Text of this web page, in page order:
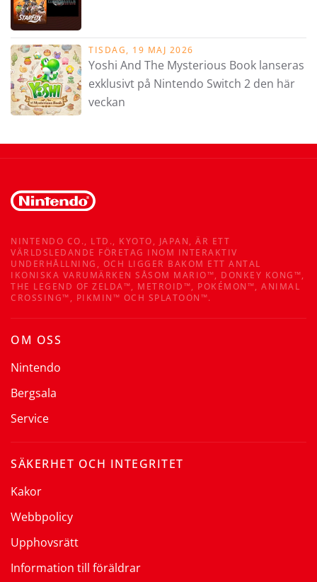
TISDAG, 19 MAJ 2026
Yoshi And The Mysterious Book lanseras
exklusivt på Nintendo Switch 2 den här
veckan
NINTENDO CO., LTD., KYOTO, JAPAN, ÄR ETT
VÄRLDSLEDANDE FÖRETAG INOM INTERAKTIV
UNDERHÅLLNING, OCH LIGGER BAKOM ETT ANTAL
IKONISKA VARUMÄRKEN SÅSOM MARIO™, DONKEY KONG™,
THE LEGEND OF ZELDA™, METROID™, POKÉMON™, ANIMAL
CROSSING™, PIKMIN™ OCH SPLATOON™.
OM OSS
Nintendo
Bergsala
Service
SÄKERHET OCH INTEGRITET
Kakor
Webbpolicy
Upphovsrätt
Information till föräldrar